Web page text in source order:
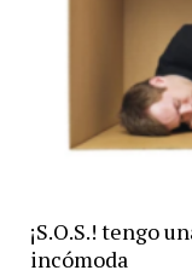
¡S.O.S.! tengo
incómoda